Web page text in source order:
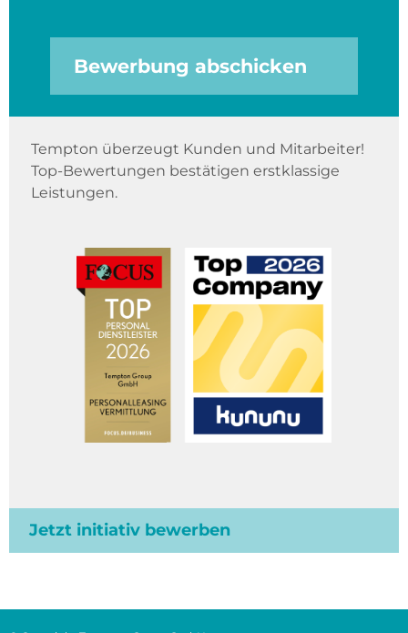
Bewerbung abschicken
Tempton überzeugt Kunden und Mitarbeiter!
Top-Bewertungen bestätigen erstklassige
Leistungen.
Jetzt initiativ bewerben